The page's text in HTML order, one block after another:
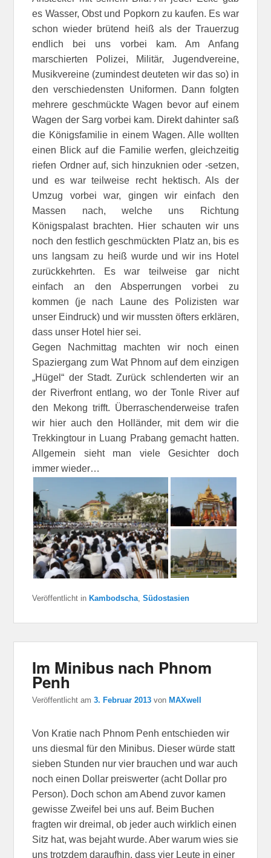
es Wasser, Obst und Popkorn zu kaufen. Es war
schon wieder brütend heiß als der Trauerzug
endlich bei uns vorbei kam. Am Anfang
marschierten Polizei, Militär, Jugendvereine,
Musikvereine (zumindest deuteten wir das so) in
den verschiedensten Uniformen. Dann folgten
mehrere geschmückte Wagen bevor auf einem
Wagen der Sarg vorbei kam. Direkt dahinter saß
die Königsfamilie in einem Wagen. Alle wollten
einen Blick auf die Familie werfen, gleichzeitig
riefen Ordner auf, sich hinzuknien oder -setzen,
und es war teilweise recht hektisch. Als der
Umzug vorbei war, gingen wir einfach den
Massen nach, welche uns Richtung
Königspalast brachten. Hier schauten wir uns
noch den festlich geschmückten Platz an, bis es
uns langsam zu heiß wurde und wir ins Hotel
zurückkehrten. Es war teilweise gar nicht
einfach an den Absperrungen vorbei zu
kommen (je nach Laune des Polizisten war
unser Eindruck) und wir mussten öfters erklären,
dass unser Hotel hier sei.
Gegen Nachmittag machten wir noch einen
Spaziergang zum Wat Phnom auf dem einzigen
„Hügel“ der Stadt. Zurück schlenderten wir an
der Riverfront entlang, wo der Tonle River auf
den Mekong trifft. Überraschenderweise trafen
wir hier auch den Holländer, mit dem wir die
Trekkingtour in Luang Prabang gemacht hatten.
Allgemein sieht man viele Gesichter doch
immer wieder…
Veröffentlicht in Kambodscha ,Südostasien
Im Minibus nach Phnom
Penh
Veröffentlicht am3. Februar 2013 von MAXwell
Von Kratie nach Phnom Penh entschieden wir
uns diesmal für den Minibus. Dieser würde statt
sieben Stunden nur vier brauchen und war auch
noch einen Dollar preiswerter (acht Dollar pro
Person). Doch schon am Abend zuvor kamen
gewisse Zweifel bei uns auf. Beim Buchen
fragten wir dreimal, ob jeder auch wirklich einen
Sitz hat, was bejaht wurde. Aber warum wies sie
uns trotzdem daraufhin, dass vier Leute in einer